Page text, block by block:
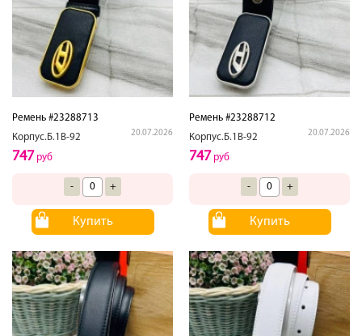
Ремень #23288713
Корпус.Б.1В-92
20.07.2026
747 руб
- +
Купить
Ремень #23288712
Корпус.Б.1В-92
20.07.2026
747 руб
- +
Купить